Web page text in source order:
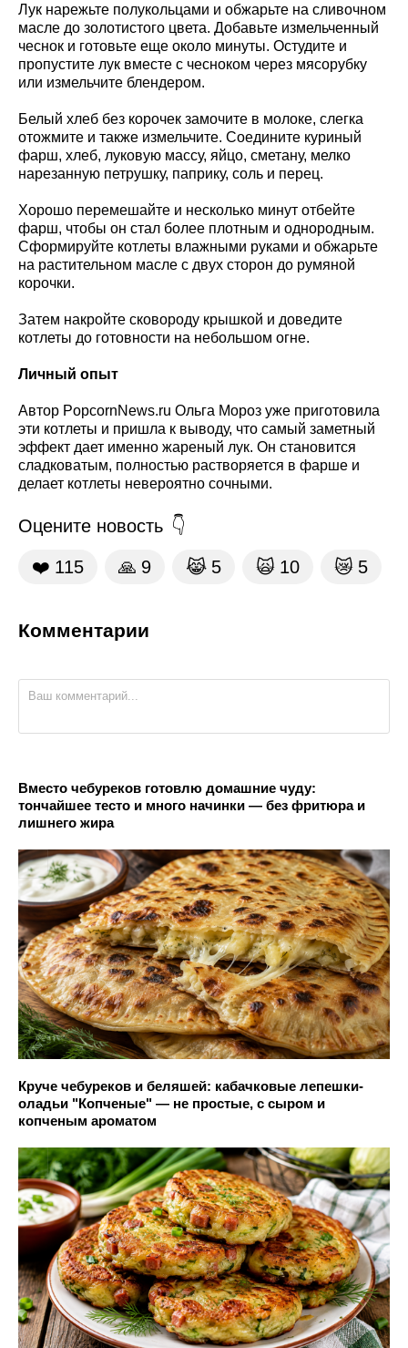
Лук нарежьте полукольцами и обжарьте на сливочном
масле до золотистого цвета. Добавьте измельченный
чеснок и готовьте еще около минуты. Остудите и
пропустите лук вместе с чесноком через мясорубку
или измельчите блендером.
Белый хлеб без корочек замочите в молоке, слегка
отожмите и также измельчите. Соедините куриный
фарш, хлеб, луковую массу, яйцо, сметану, мелко
нарезанную петрушку, паприку, соль и перец.
Хорошо перемешайте и несколько минут отбейте
фарш, чтобы он стал более плотным и однородным.
Сформируйте котлеты влажными руками и обжарьте
на растительном масле с двух сторон до румяной
корочки.
Затем накройте сковороду крышкой и доведите
котлеты до готовности на небольшом огне.
Личный опыт
Автор PopcornNews.ru Ольга Мороз уже приготовила
эти котлеты и пришла к выводу, что самый заметный
эффект дает именно жареный лук. Он становится
сладковатым, полностью растворяется в фарше и
делает котлеты невероятно сочными.
Оцените новость
❤️ 115 🙏 9 😹 5 🙀 10 😿 5
Комментарии
Вместо чебуреков готовлю домашние чуду:
тончайшее тесто и много начинки — без фритюра и
лишнего жира
Круче чебуреков и беляшей: кабачковые лепешки-
оладьи "Копченые" — не простые, с сыром и
копченым ароматом